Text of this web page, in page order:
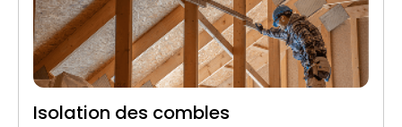
Isolation des combles